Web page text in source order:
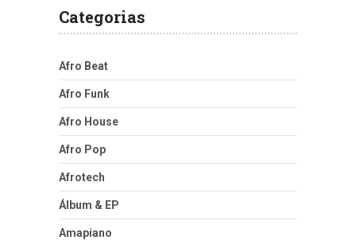
Categorias
Afro Beat
Afro Funk
Afro House
Afro Pop
Afrotech
Álbum & EP
Amapiano